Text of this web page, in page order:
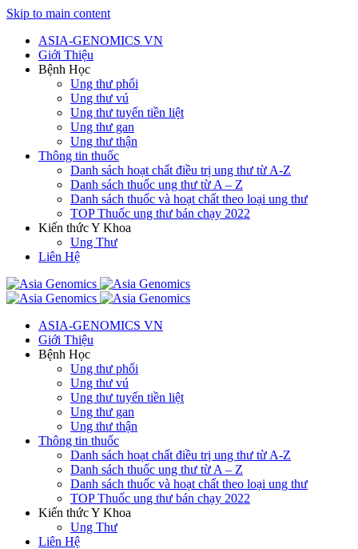
Skip to main content
ASIA-GENOMICS VN
Giới Thiệu
Bệnh Học
Ung thư phổi
Ung thư vú
Ung thư tuyến tiền liệt
Ung thư gan
Ung thư thận
Thông tin thuốc
Danh sách hoạt chất điều trị ung thư từ A-Z
Danh sách thuốc ung thư từ A – Z
Danh sách thuốc và hoạt chất theo loại ung thư
TOP Thuốc ung thư bán chạy 2022
Kiến thức Y Khoa
Ung Thư
Liên Hệ
ASIA-GENOMICS VN
Giới Thiệu
Bệnh Học
Ung thư phổi
Ung thư vú
Ung thư tuyến tiền liệt
Ung thư gan
Ung thư thận
Thông tin thuốc
Danh sách hoạt chất điều trị ung thư từ A-Z
Danh sách thuốc ung thư từ A – Z
Danh sách thuốc và hoạt chất theo loại ung thư
TOP Thuốc ung thư bán chạy 2022
Kiến thức Y Khoa
Ung Thư
Liên Hệ